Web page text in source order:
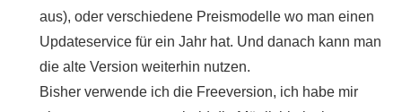
aus), oder verschiedene Preismodelle wo man einen
Updateservice für ein Jahr hat. Und danach kann man
die alte Version weiterhin nutzen.
Bisher verwende ich die Freeversion, ich habe mir